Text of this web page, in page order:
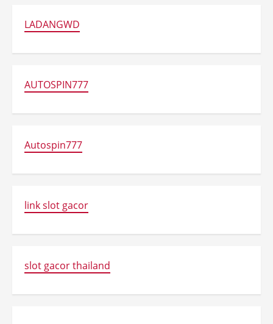
LADANGWD
AUTOSPIN777
Autospin777
link slot gacor
slot gacor thailand